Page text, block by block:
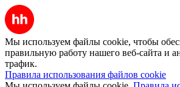
Мы используем файлы cookie, чтобы
правильную работу нашего веб-сайта и
трафик.
Правила использования файлов cookie